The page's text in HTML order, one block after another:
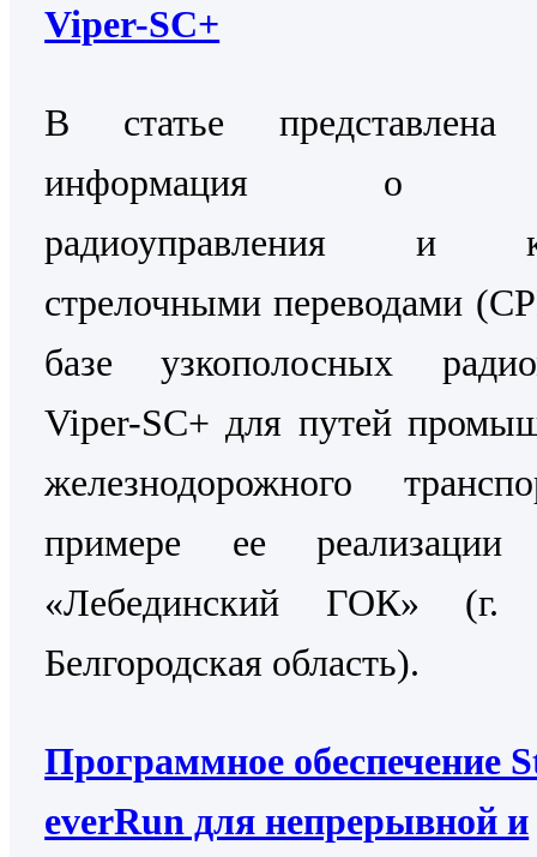
Viper-SC+
В статье представлена
информация о
радиоуправления и
стрелочными переводами
базе узкополосных
Viper-SC+ для путей
железнодорожного
примере ее
«Лебединский ГОК» (г.
Белгородская область).
Программное обеспечение
everRun для непрерывной и